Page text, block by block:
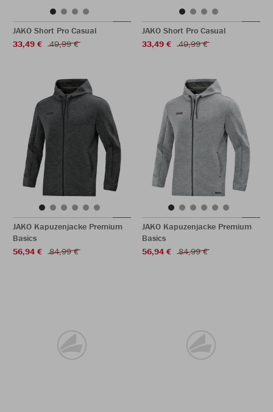
JAKO Short Pro Casual
33,49 €
49,99 €
JAKO Short Pro Casual
33,49 €
49,99 €
JAKO Kapuzenjacke Premium
Basics
56,94 €
84,99 €
JAKO Kapuzenjacke Premium
Basics
56,94 €
84,99 €